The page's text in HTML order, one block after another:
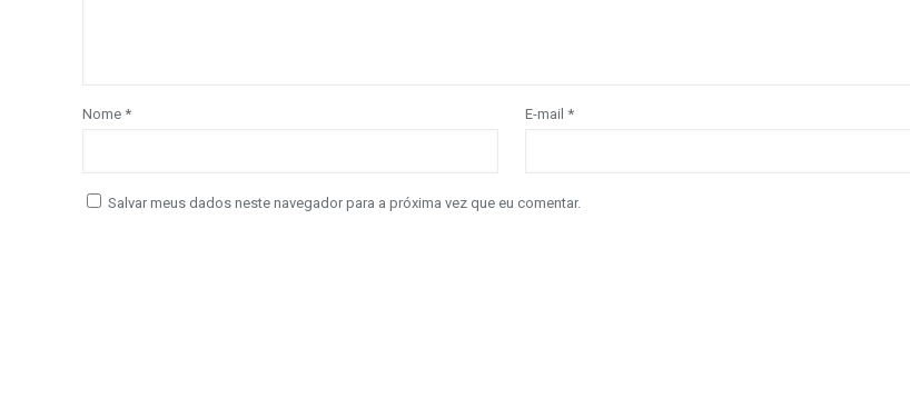
Nome * E-mail *
Salvar meus dados neste navegador para a próxima vez que eu comentar.